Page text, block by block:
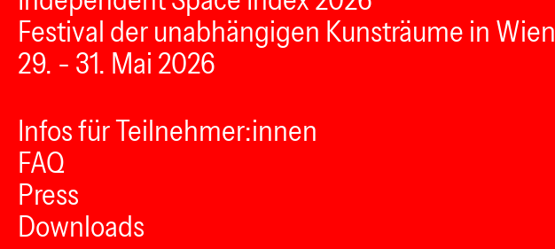
Festival der unabhängigen Kunsträume in Wien
29. - 31. Mai 2026
Infos für Teilnehmer:innen
FAQ
Press
Downloads